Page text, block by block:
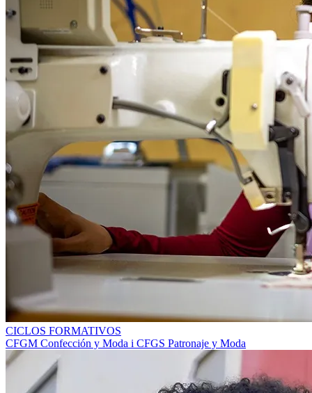
CICLOS FORMATIVOS
CFGM Confección y Moda i CFGS Patronaje y Moda